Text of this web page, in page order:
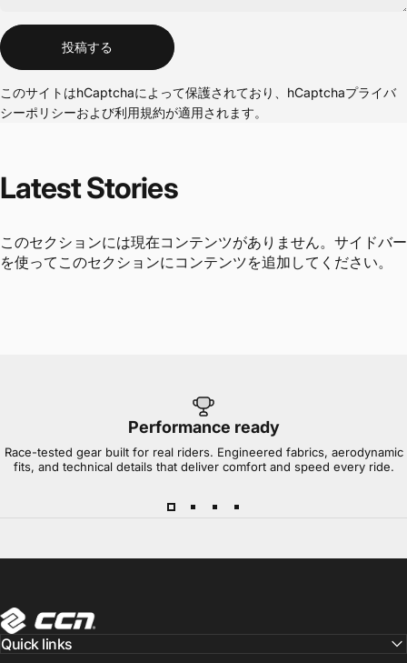
メッセージ投稿する
このサイトはhCaptchaによって保護されており、hCaptchaプライバ
シーポリシーおよび利用規約が適用されます。
LatestStories
このセクションには現在コンテンツがありません。サイドバー
を使ってこのセクションにコンテンツを追加してください。
Performance ready
Race-tested gear built for real riders. Engineered fabrics, aerodynamic
fits, and technical details that deliver comfort and speed every ride.
CCN Sport
Quick links